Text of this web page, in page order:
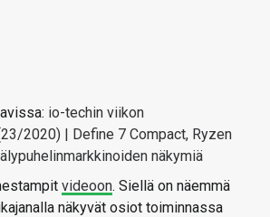
io-techin viikon
2020) | Define 7 Compact, Ryzen
näkymiä
videoon. Siellä on näemmä
näkyvät osiot toiminnassa